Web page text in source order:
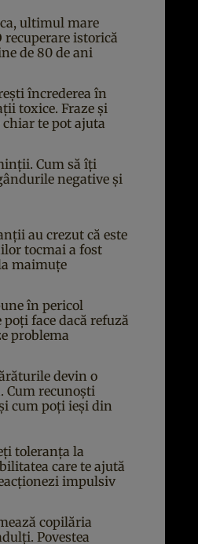
ultimul mare
recuperare istorică
de 80 de ani
încrederea în
toxice. Fraze și
te pot ajuta
Cum să îți
negative și
au crezut că este
tocmai a fost
maimuțe
în pericol
poți face dacă refuză
problema
devin o
Cum recunoști
cum poți ieși din
toleranța la
care te ajută
impulsiv
copilăria
Povestea